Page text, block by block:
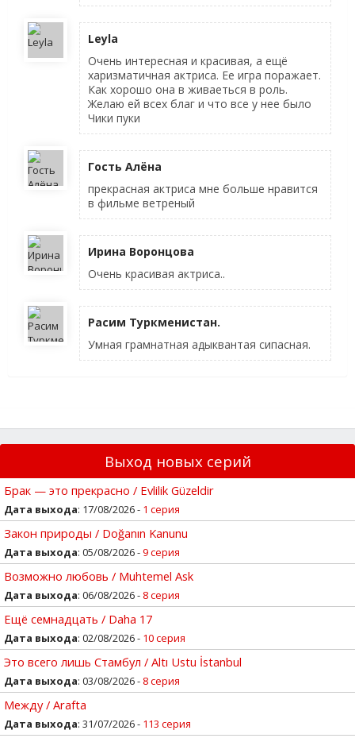
Leyla
Очень интересная и красивая, а ещё
харизматичная актриса. Ее игра поражает.
Как хорошо она в живаеться в роль.
Желаю ей всех благ и что все у нее было
Чики пуки
Гость Алёна
прекрасная актриса мне больше нравится
в фильме ветреный
Ирина Воронцова
Очень красивая актриса..
Расим Туркменистан.
Умная грамнатная адыквантая сипасная.
Выход новых серий
Брак — это прекрасно / Evlilik Güzeldir
Дата выхода: 17/08/2026 - 1 серия
Закон природы / Doğanın Kanunu
Дата выхода: 05/08/2026 -9 серия
Возможно любовь / Muhtemel Ask
Дата выхода: 06/08/2026 - 8 серия
Ещё семнадцать / Daha 17
Дата выхода: 02/08/2026 - 10 серия
Это всего лишь Стамбул / Altı Ustu İstanbul
Дата выхода: 03/08/2026 - 8 серия
Между / Arafta
Дата выхода: 31/07/2026 - 113 серия